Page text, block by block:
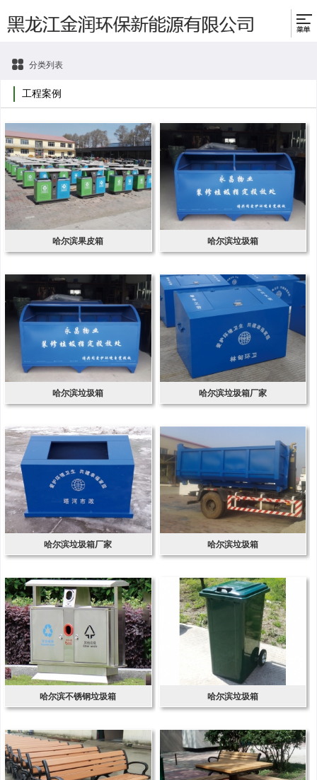
分类列表
工程案例
哈尔滨果皮箱 哈尔滨垃圾箱
哈尔滨垃圾箱 哈尔滨垃圾箱厂家
哈尔滨垃圾箱厂家 哈尔滨垃圾箱
哈尔滨不锈钢垃圾箱 哈尔滨垃圾箱